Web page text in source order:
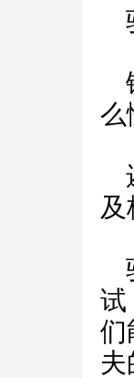
么
及
试
们